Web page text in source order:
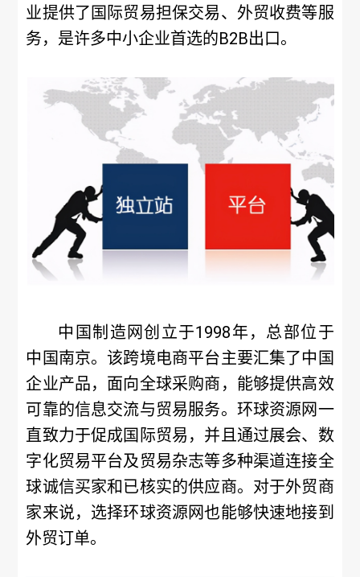
业提供了国际贸易担保交易、外贸收费等服
务，是许多中小企业首选的B2B出口。
中国制造网创立于1998年，总部位于
中国南京。该跨境电商平台主要汇集了中国
企业产品，面向全球采购商，能够提供高效
可靠的信息交流与贸易服务。环球资源网一
直致力于促成国际贸易，并且通过展会、数
字化贸易平台及贸易杂志等多种渠道连接全
球诚信买家和已核实的供应商。对于外贸商
家来说，选择环球资源网也能够快速地接到
外贸订单。